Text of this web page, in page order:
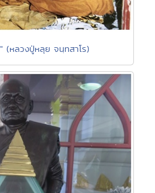
(หลวงปู่หลุย จนฺทสาโร)